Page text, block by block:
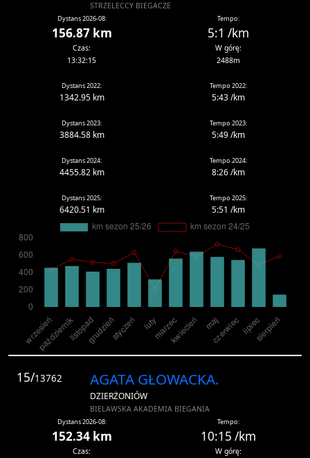
STRZELECCY BIEGACZE
Dystans 2026-08:
156.87 km
Tempo:
5:1 /km
Czas:
13:32:15
W górę:
2488m
Dystans 2022:
1342.95 km
Tempo 2022:
5:43 /km
Dystans 2023:
3884.58 km
Tempo 2023:
5:49 /km
Dystans 2024:
4455.82 km
Tempo 2024:
8:26 /km
Dystans 2025:
6420.51 km
Tempo 2025:
5:51 /km
15/13762 AGATA GŁOWACKA.
DZIERŻONIÓW
BIELAWSKA AKADEMIA BIEGANIA
Dystans 2026-08:
152.34 km
Tempo:
10:15 /km
Czas:
W górę: